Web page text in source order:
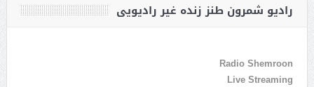
رادیو شمرون طنز زنده غیر رادیویی
Radio Shemroon
Live Streaming